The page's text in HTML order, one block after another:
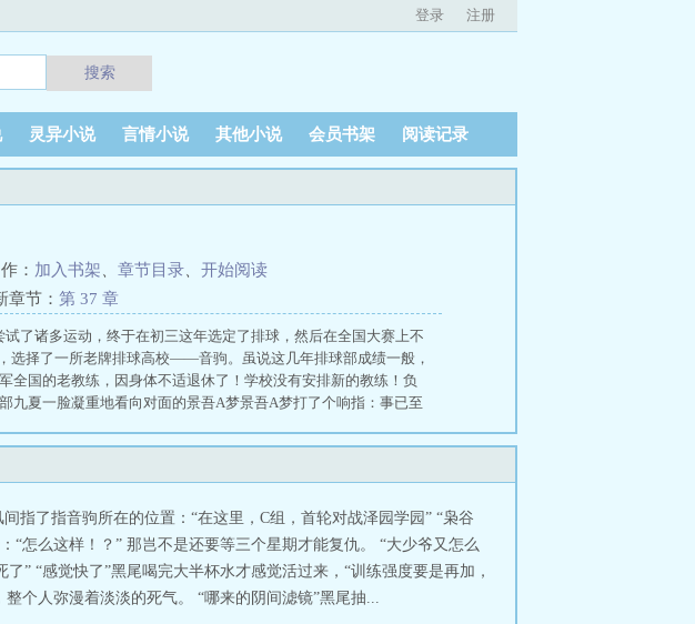
登录 注册
搜索
灵异小说 言情小说 其他小说 会员书架 阅读记录
： 加入书架 章节目录
开始阅读
章节： 第 37 章
了诸多运动，终于在初三这年选定了排球，然后在全国大赛上不
选择了一所老牌排球高校——音驹。虽说这几年排球部成绩一般，
国的老教练，因身体不适退休了！学校没有安排新的教练！负
夏一脸凝重地看向对面的景吾A梦景吾A梦打了个响指：事已至
”有人神神秘秘道：“我了解一些情况，你们知道吗，音驹的排球
强打手的辅助下成功篡位”“这么厉害？”“那当然，最强打，啊
哥哥，比他大两岁，会有网球的内容，不算太多，主体还是排
才看的《排球少年》，今年才决定写这篇文，很多排球相关的规
指了指音驹所在的位置：“在这里，C组，首轮对战泽园学园” “枭谷
“怎么这样！？” 那岂不是还要等三个星期才能复仇。 “大少爷又怎么
” “感觉快了”黑尾喝完大半杯水才感觉活过来，“训练强度要是再加，
个人弥漫着淡淡的死气。 “哪来的阴间滤镜”黑尾抽...